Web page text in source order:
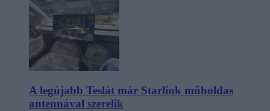
A legújabb Teslát már Starlink műholdas
antennával szerelik